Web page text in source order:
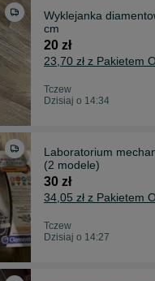
Wyklejanka
cm
20 zł
23,70 zł z Pakietem
Tczew
Dzisiaj o 14:34
Laboratorium
(2 modele)
30 zł
34,05 zł z Pakietem
Tczew
Dzisiaj o 14:27